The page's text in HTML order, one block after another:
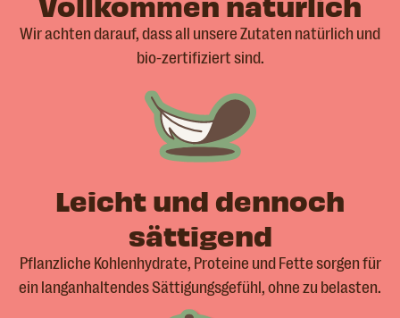
Wir achten darauf, dass all unsere Zutaten natürlich und
bio-zertifiziert sind.
Leicht und dennoch
sättigend
Pflanzliche Kohlenhydrate, Proteine und Fette sorgen für
ein langanhaltendes Sättigungsgefühl, ohne zu belasten.